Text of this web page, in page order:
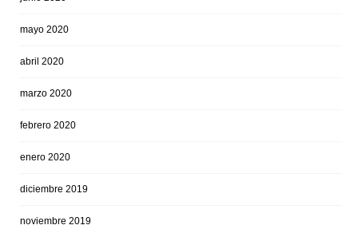
mayo 2020
abril 2020
marzo 2020
febrero 2020
enero 2020
diciembre 2019
noviembre 2019